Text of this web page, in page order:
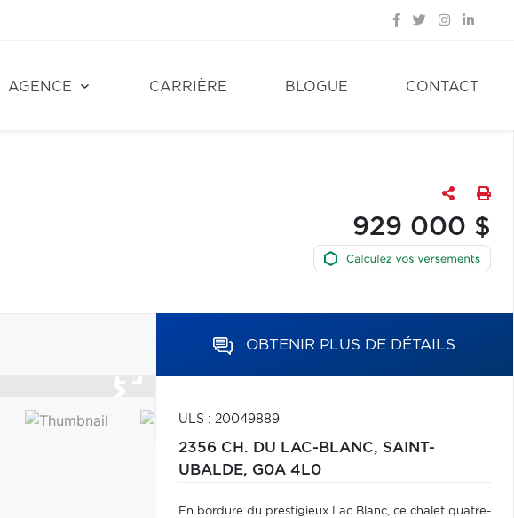
AGENCE CARRIÈRE BLOGUE CONTACT
929 000 $
OBTENIR PLUS DE DÉTAILS
ULS : 20049889
2356 CH. DU LAC-BLANC, SAINT-
UBALDE, G0A 4L0
En bordure du prestigieux Lac Blanc, ce chalet quatre-